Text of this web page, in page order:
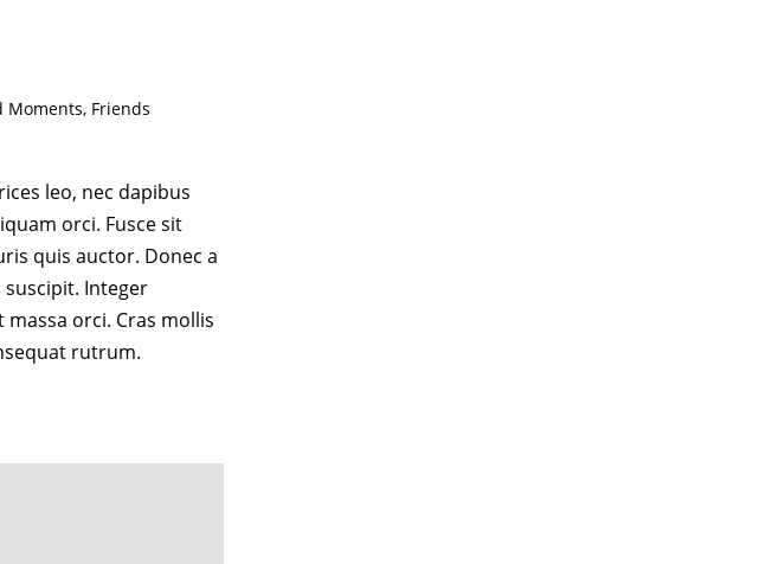
Moments, Friends
leo, nec dapibus
orci. Fusce sit
quis auctor. Donec a
Integer
orci. Cras mollis
rutrum.